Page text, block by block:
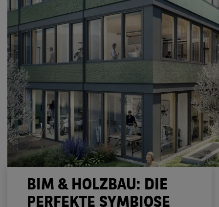
BIM & HOLZBAU: DIE
PERFEKTE SYMBIOSE